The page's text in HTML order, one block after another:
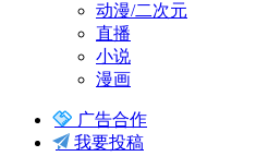
动漫/二次元
直播
小说
漫画
广告合作
我要投稿